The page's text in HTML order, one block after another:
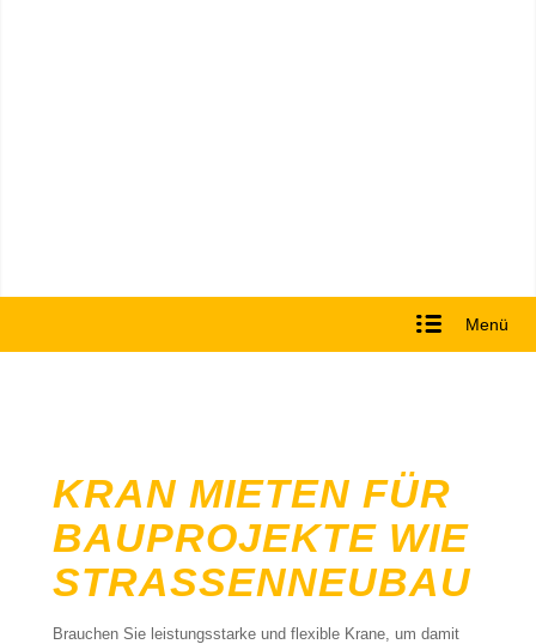
Menü
KRAN MIETEN FÜR
BAUPROJEKTE WIE
STRASSENNEUBAU
Brauchen Sie leistungsstarke und flexible Krane, um damit